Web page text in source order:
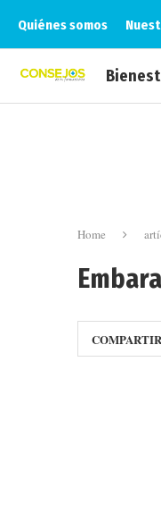
Quiénes somos
Home
COMPARTIR